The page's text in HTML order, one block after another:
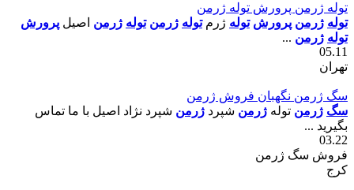
توله ژرمن پرورش توله ژرمن
توله ژرمن پرورش توله ژرمتوله ژرمن توله ژرمن اصيل پرورش
توله ژرمن ...
05.11
تهران
سگ ژرمن نگهبان فروش ژرمن
سگ ژرمن توله ژرمن شپرد ژرمن شپرد نژاد اصيل با ما تماس
بگيريد ...
03.22
فروش سگ ژرمن
کرج